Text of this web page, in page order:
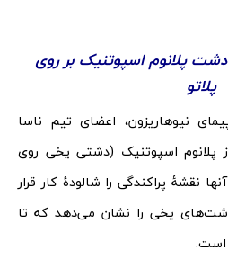
پلانوم اسپوتنیک بر روی
پلاتو
نیوهاریزون، اعضای تیم ناسا
پلانوم اسپوتنیک (دشتی یخی روی
نقشۀ پراکندگی را شالودۀ کار قرار
دشت‌های یخی را نشان می‌دهد که تا
است.